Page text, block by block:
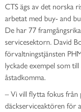
CTS ägs av det norska
arbetat med buy- and
De har 77
servicesektorn. David
förvaltningstjänsten
lyckade exempel som
åstadkomma.
– Vi vill flytta fokus från
däckserviceaktören för